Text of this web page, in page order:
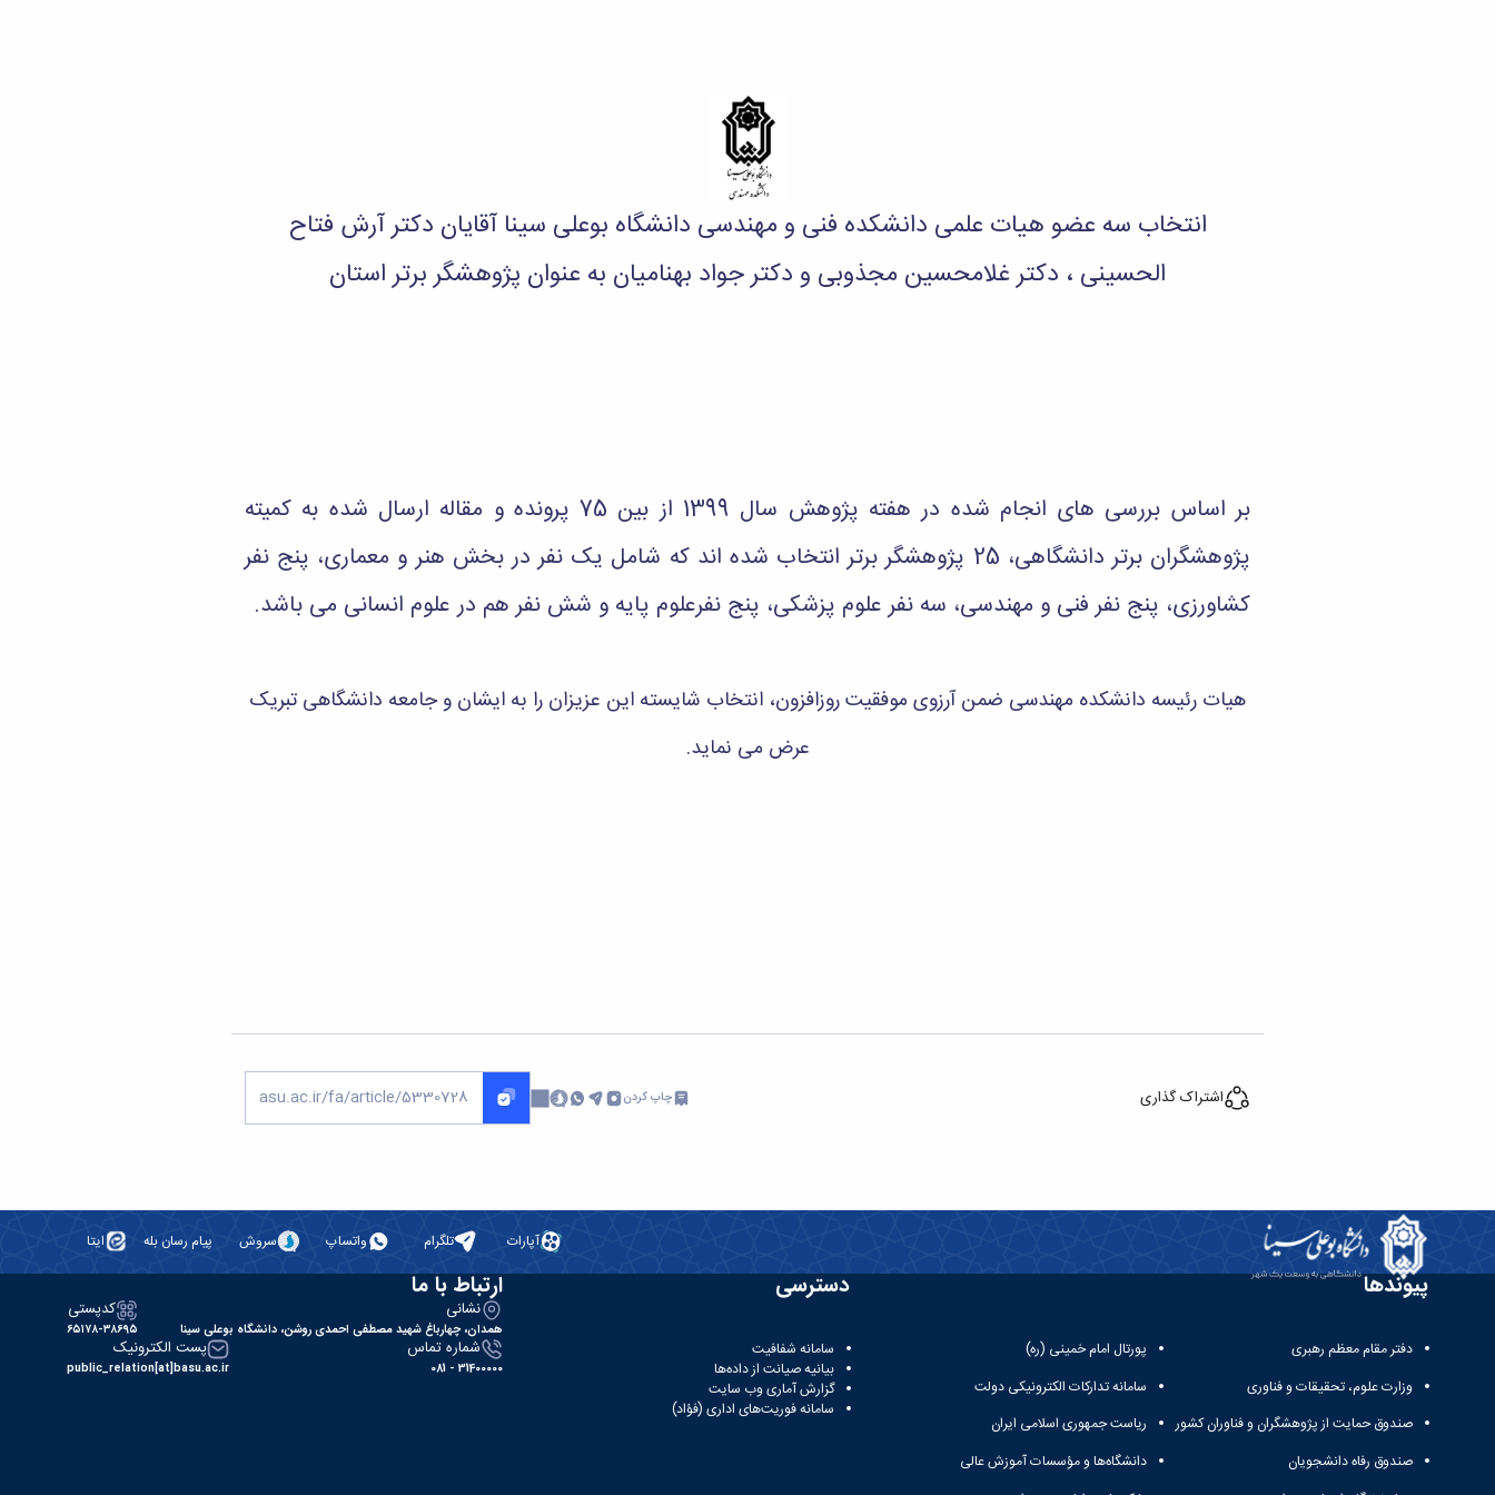
انتخاب سه عضو هیات علمی دانشکده فنی و مهندسی دانشگاه بوعلی سینا آقایان دکتر آرش فتاح
الحسینی ، دکتر غلامحسین مجذوبی و دکتر جواد بهنامیان به عنوان پژوهشگر برتر استان
بر اساس بررسی های انجام شده در هفته پژوهش سال 1399 از بین 75 پرونده و مقاله ارسال شده به کمیته
پژوهشگران برتر دانشگاهی، 25 پژوهشگر برتر انتخاب شده اند که شامل یک نفر در بخش هنر و معماری، پنج نفر
کشاورزی، پنج نفر فنی و مهندسی، سه نفر علوم پزشکی، پنج نفرعلوم پایه و شش نفر هم در علوم انسانی می باشد.
هیات رئیسه دانشکده مهندسی ضمن آرزوی موفقیت روزافزون، انتخاب شایسته این عزیزان را به ایشان و جامعه دانشگاهی تبریک
عرض می نماید.
اشتراک گذاری چاپ کردن
آپارات تلگرام واتساپ سروش پیام رسان بله ایتا
پیوندها
دفتر مقام معظم رهبری
وزارت علوم، تحقیقات و فناوری
صندوق حمایت از پژوهشگران و فناوران کشور
صندوق رفاه دانشجویان
پورتال امام خمینی (ره)
سامانه تدارکات الکترونیکی دولت
ریاست جمهوری اسلامی ایران
دانشگاه‌ها و مؤسسات آموزش عالی
دسترسی
سامانه شفافیت
بیانیه صیانت از داده‌ها
گزارش آماری وب‌ سایت
سامانه فوریت‌های اداری (فؤاد)
ارتباط با ما
نشانی
همدان، چهارباغ شهید مصطفی احمدی روشن، دانشگاه بوعلی سینا
کدپستی
۶۵۱۷۸-۳۸۶۹۵
شماره تماس
31400000 - 081
پست الکترونیک
public_relation[at]basu.ac.ir